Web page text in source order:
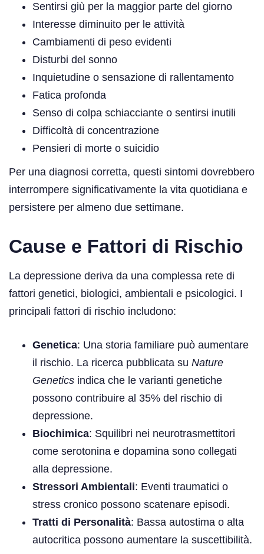
Sentirsi giù per la maggior parte del giorno
Interesse diminuito per le attività
Cambiamenti di peso evidenti
Disturbi del sonno
Inquietudine o sensazione di rallentamento
Fatica profonda
Senso di colpa schiacciante o sentirsi inutili
Difficoltà di concentrazione
Pensieri di morte o suicidio
Per una diagnosi corretta, questi sintomi dovrebbero
interrompere significativamente la vita quotidiana e
persistere per almeno due settimane.
Cause e Fattori di Rischio
La depressione deriva da una complessa rete di
fattori genetici, biologici, ambientali e psicologici. I
principali fattori di rischio includono:
Genetica: Una storia familiare può aumentare
il rischio. La ricerca pubblicata su Nature
Genetics indica che le varianti genetiche
possono contribuire al 35% del rischio di
depressione.
Biochimica: Squilibri nei neurotrasmettitori
come serotonina e dopamina sono collegati
alla depressione.
Stressori Ambientali: Eventi traumatici o
stress cronico possono scatenare episodi.
Tratti di Personalità: Bassa autostima o alta
autocritica possono aumentare la suscettibilità.